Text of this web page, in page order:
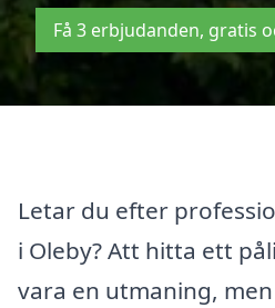
Få 3 erbjudanden, gratis
Letar du efter
i Oleby? Att hitta ett
vara en utmaning,